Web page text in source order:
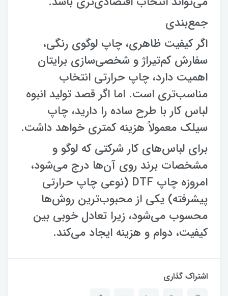
جمع‌بندی
اگر کیفیت ظاهری، چاپ لوگوی رنگی،
سفارش کم‌تیراژ و شخصی‌سازی برایتان
اهمیت دارد، چاپ حرارتی انتخاب
مناسب‌تری است. اما اگر قصد تولید انبوه
لباس کار با طرح ساده را دارید، چاپ
سیلک معمولاً هزینه کمتری خواهد داشت.
برای لباس‌های کار شرکتی که لوگو و
مشخصات برند روی آن‌ها درج می‌شود،
امروزه چاپ DTF (نوعی چاپ حرارتی
پیشرفته) یکی از محبوب‌ترین روش‌ها
محسوب می‌شود، زیرا تعادل خوبی بین
کیفیت، دوام و هزینه ایجاد می‌کند.
اشتراک گذاری